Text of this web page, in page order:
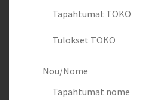
Tapahtumat TOKO
Tulokset TOKO
Nou/Nome
Tapahtumat nome